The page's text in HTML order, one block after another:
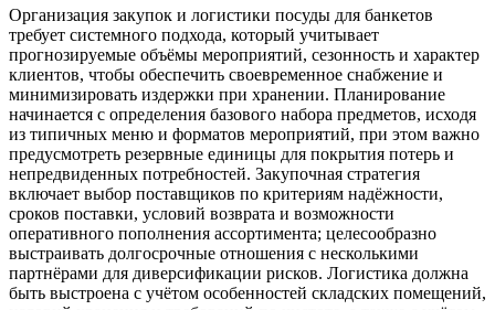
Организация закупок и логистики посуды для банкетов
требует системного подхода, который учитывает
прогнозируемые объёмы мероприятий, сезонность и характер
клиентов, чтобы обеспечить своевременное снабжение и
минимизировать издержки при хранении. Планирование
начинается с определения базового набора предметов, исходя
из типичных меню и форматов мероприятий, при этом важно
предусмотреть резервные единицы для покрытия потерь и
непредвиденных потребностей. Закупочная стратегия
включает выбор поставщиков по критериям надёжности,
сроков поставки, условий возврата и возможности
оперативного пополнения ассортимента; целесообразно
выстраивать долгосрочные отношения с несколькими
партнёрами для диверсификации рисков. Логистика должна
быть выстроена с учётом особенностей складских помещений,